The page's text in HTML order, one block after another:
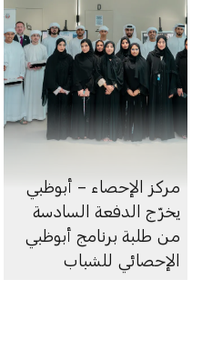
مركز الإحصاء – أبوظبي
يخرّج الدفعة السادسة
من طلبة برنامج أبوظبي
الإحصائي للشباب